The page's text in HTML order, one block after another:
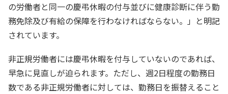
の労働者と同一の慶弔休暇の付与並びに健康診断に伴う勤
務免除及び有給の保障を行わなければならない。」と明記
されています。
非正規労働者には慶弔休暇を付与していないのであれば、
早急に見直しが迫られます。ただし、週2日程度の勤務日
数である非正規労働者に対しては、勤務日を振替えること